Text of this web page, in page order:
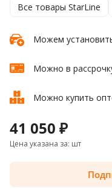
Все товары StarLine
Можем
Можно в
Можно купить
41 050 ₽
Цена указана за: шт